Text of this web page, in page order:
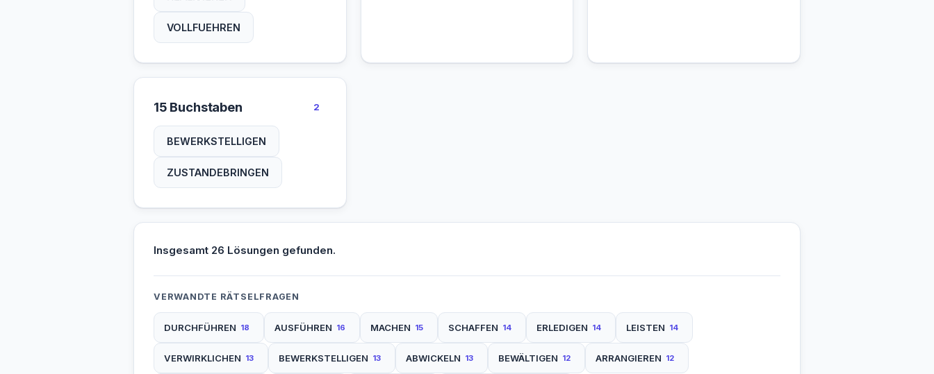
VOLLFUEHREN
15 Buchstaben 2
BEWERKSTELLIGEN
ZUSTANDEBRINGEN
Insgesamt 26 Lösungen gefunden.
VERWANDTE RÄTSELFRAGEN
DURCHFÜHREN 18 AUSFÜHREN 16 MACHEN 15 SCHAFFEN 14 ERLEDIGEN 14 LEISTEN 14
VERWIRKLICHEN 13 BEWERKSTELLIGEN 13 ABWICKELN 13 BEWÄLTIGEN 12 ARRANGIEREN 12